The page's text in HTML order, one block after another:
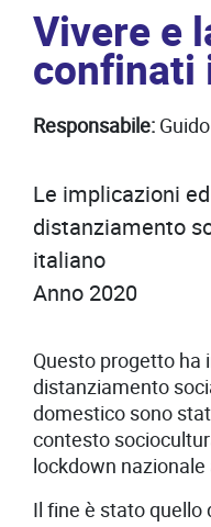
Vivere e
confinati
Responsabile:
Le implicazioni
distanziamento
italiano
Anno 2020
Questo progetto ha
distanziamento
domestico sono
contesto
lockdown
Il fine è stato